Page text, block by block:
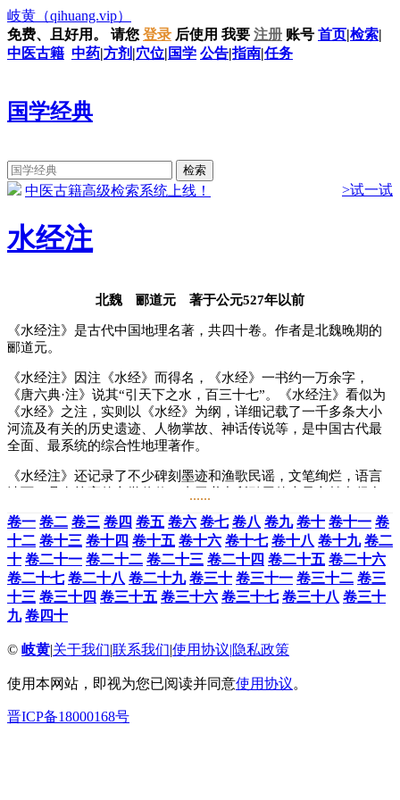
岐黄 （qihuang.vip）
免费、且好用。
请您 登录 后使用 我要 注册 账号 首页|检索|
中医古籍 中药|方剂 |穴位| 国学 公告|指南|任务
国学经典
中医古籍高级检索系统上线！ >试一试
水经注
北魏 郦道元 著于公元527年以前
《水经注》是古代中国地理名著，共四十卷。作者是北魏晚期的
郦道元。
《水经注》因注《水经》而得名，《水经》一书约一万余字，
《唐六典·注》说其“引天下之水，百三十七”。《水经注》看似为
《水经》之注，实则以《水经》为纲，详细记载了一千多条大小
河流及有关的历史遗迹、人物掌故、神话传说等，是中国古代最
全面、最系统的综合性地理著作。
《水经注》还记录了不少碑刻墨迹和渔歌民谣，文笔绚烂，语言
史、地理有很多的参考价值。
......
卷一 卷二 卷三 卷四 卷五 卷六 卷七 卷八 卷九 卷十 卷十一 卷
十二 卷十三 卷十四 卷十五 卷十六 卷十七 卷十八 卷十九 卷二
十 卷二十一 卷二十二 卷二十三 卷二十四 卷二十五 卷二十六
卷二十七 卷二十八 卷二十九 卷三十 卷三十一 卷三十二 卷三
十三 卷三十四 卷三十五 卷三十六 卷三十七 卷三十八 卷三十
九 卷四十
© 岐黄|关于我们|联系我们|使用协议|隐私政策
使用本网站，即视为您已阅读并同意使用协议。
晋ICP备18000168号